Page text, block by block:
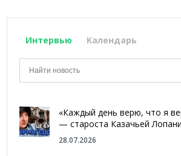
Интервью Календарь
«Каждый день верю, что я
— староста Казачьей
28.07.2026